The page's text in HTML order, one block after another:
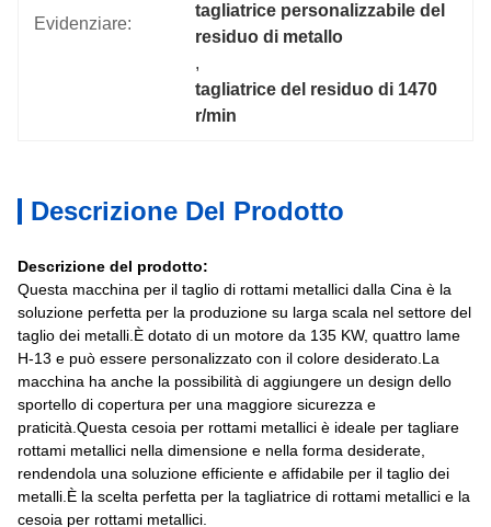
Evidenziare:
tagliatrice personalizzabile del
residuo di metallo
,
tagliatrice del residuo di 1470
r/min
Descrizione Del Prodotto
Descrizione del prodotto:
Questa macchina per il taglio di rottami metallici dalla Cina è la
soluzione perfetta per la produzione su larga scala nel settore del
taglio dei metalli.È dotato di un motore da 135 KW, quattro lame
H-13 e può essere personalizzato con il colore desiderato.La
macchina ha anche la possibilità di aggiungere un design dello
sportello di copertura per una maggiore sicurezza e
praticità.Questa cesoia per rottami metallici è ideale per tagliare
rottami metallici nella dimensione e nella forma desiderate,
rendendola una soluzione efficiente e affidabile per il taglio dei
metalli.È la scelta perfetta per la tagliatrice di rottami metallici e la
cesoia per rottami metallici.